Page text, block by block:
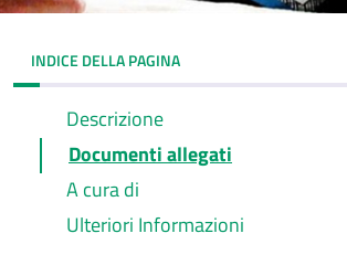
INDICE DELLA PAGINA
Descrizione
Documenti allegati
A cura di
Ulteriori Informazioni